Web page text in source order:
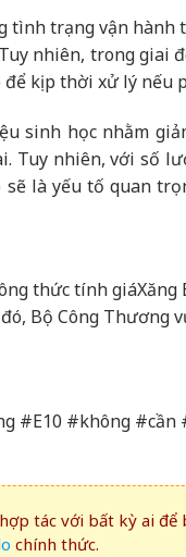
tình trạng vận hành
nhiên, trong giai
kịp thời xử lý nếu
sinh học nhằm
Tuy nhiên, với số
sẽ là yếu tố quan
thức tính giáXăng
Bộ Công Thương
#E10 #không
tác với bất kỳ ai để
chính thức.